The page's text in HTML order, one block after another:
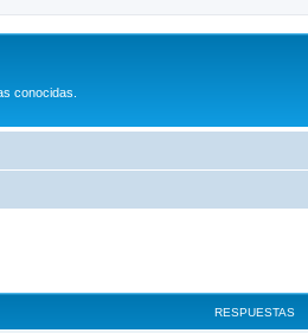
conocidas.
RESPUESTAS